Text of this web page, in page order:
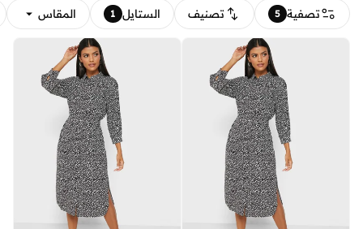
تصفية 5 تصنيف الستايل 1 المقاس